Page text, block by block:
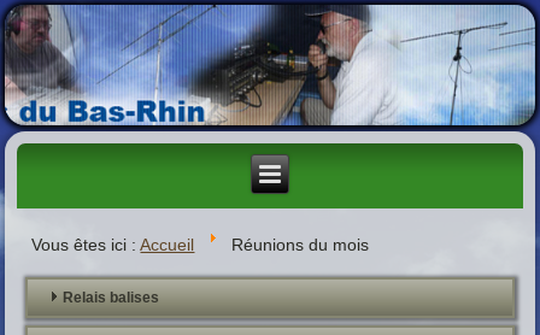
Vous êtes ici :Accueil Réunions du mois
Relais balises